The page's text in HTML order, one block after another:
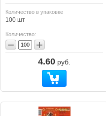
Количество в упаковке
100 шт
Количество:
− +
4.60 руб.